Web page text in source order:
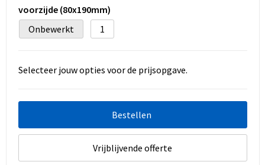
voorzijde (80x190mm)
Onbewerkt
1
Selecteer jouw opties voor de prijsopgave.
Bestellen
Vrijblijvende offerte